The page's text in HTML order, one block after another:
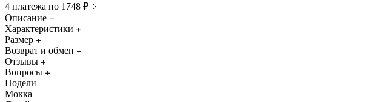
4 платежа по 1748 ₽
Описание
Характеристики
Размер
Возврат и обмен
Отзывы
Вопросы
Подели
Мокка